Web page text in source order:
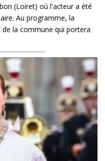
(Loiret) où l'acteur a été
Au programme, la
la commune qui portera